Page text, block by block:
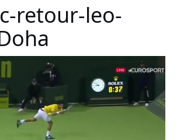
retour-leo-